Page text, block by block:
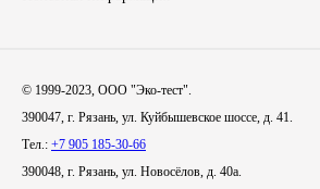
© 1999-2023, ООО "Эко-тест".
390047, г. Рязань, ул. Куйбышевское шоссе, д. 41.
Тел.: +7 905 185-30-66
390048, г. Рязань, ул. Новосёлов, д. 40а.